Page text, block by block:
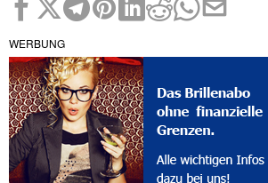
WERBUNG